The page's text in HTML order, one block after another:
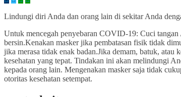
Lindungi diri Anda dan orang lain di sekitar Anda
Untuk mencegah penyebaran COVID-19: Cuci tangan
bersin.Kenakan masker jika pembatasan fisik tidak
jika merasa tidak enak badan.Jika demam, batuk, atau
kesehatan yang tepat. Tindakan ini akan melindungi
kepada orang lain. Mengenakan masker saja tidak
otoritas kesehatan setempat.